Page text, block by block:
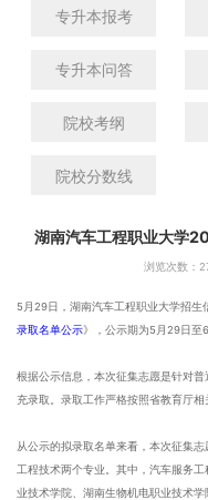
专升本报考
专升本问答
院校考纲
院校分数线
湖南汽车工程职业大学
浏览次数：
5月29日，湖南汽车工程职业大学招生
录取名单公示》，公示期为5月29日至6
根据公示信息，本次征集志愿是针对
充录取。录取工作严格按照省教育厅
从公示的拟录取名单来看，本次征集
工程技术两个专业。其中，汽车服务
业技术学院、湖南生物机电职业技术